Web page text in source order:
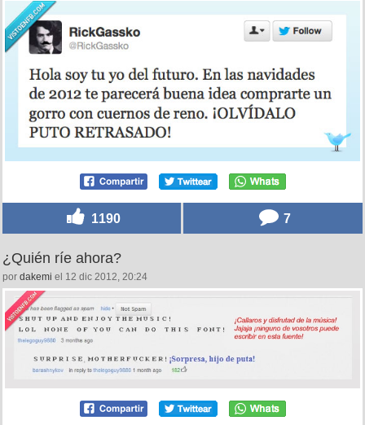
1190 7
¿Quién ríe ahora?
por dakemi el 12 dic 2012, 20:24